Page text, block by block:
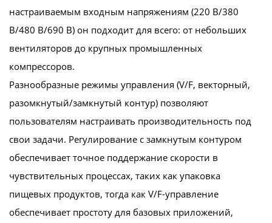
настраиваемым входным напряжениям (220 В/380
В/480 В/690 В) он подходит для всего: от небольших
вентиляторов до крупных промышленных
компрессоров.
Разнообразные режимы управления (V/F, векторный,
разомкнутый/замкнутый контур) позволяют
пользователям настраивать производительность под
свои задачи. Регулирование с замкнутым контуром
обеспечивает точное поддержание скорости в
чувствительных процессах, таких как упаковка
пищевых продуктов, тогда как V/F-управление
обеспечивает простоту для базовых приложений,